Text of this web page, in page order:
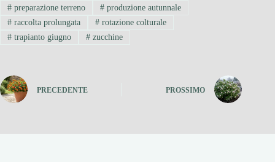
#preparazione terreno #produzione autunnale
#raccolta prolungata #rotazione colturale
#trapianto giugno #zucchine
PRECEDENTE PROSSIMO